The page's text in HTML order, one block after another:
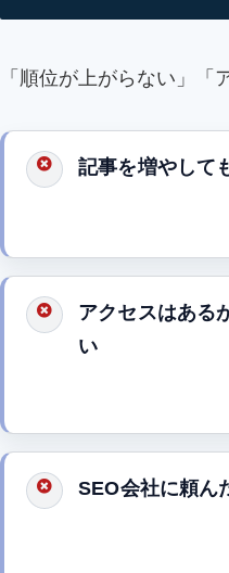
「順位が上がらない」
記事を増やして
アクセスはある
い
SEO会社に頼ん